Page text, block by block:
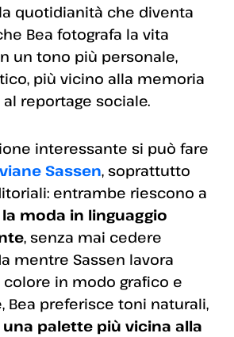
quotidianità che diventa
Bea fotografa la vita
un tono più personale,
più vicino alla memoria
reportage sociale.
interessante si può fare
Sassen, soprattutto
entrambe riescono a
moda in linguaggio
, senza mai cedere
mentre Sassen lavora
in modo grafico e
Bea preferisce toni naturali,
una palette più vicina alla